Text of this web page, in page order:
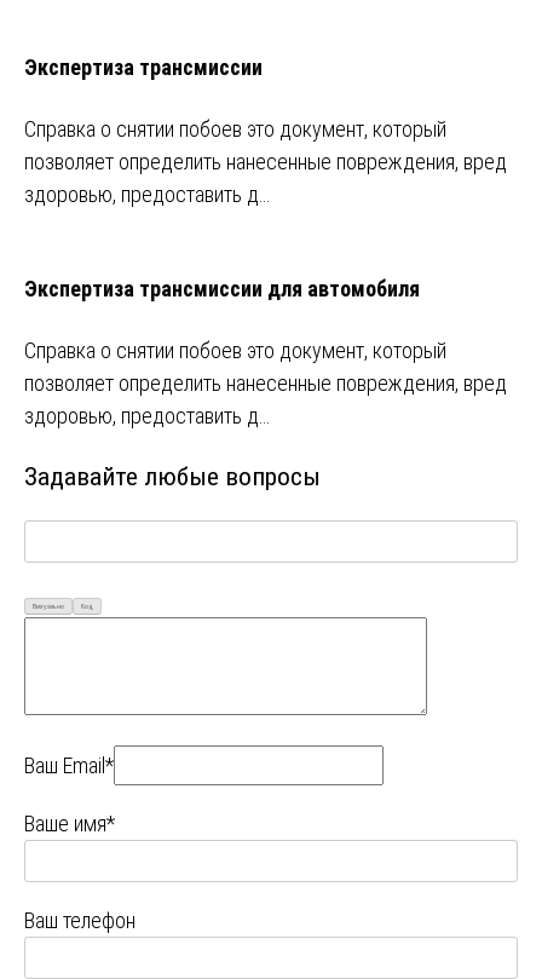
Экспертиза трансмиссии
Справка о снятии побоев это документ, который
позволяет определить нанесенные повреждения, вред
здоровью, предоставить д…
Экспертиза трансмиссии для автомобиля
Справка о снятии побоев это документ, который
позволяет определить нанесенные повреждения, вред
здоровью, предоставить д…
Задавайте любые вопросы
Визуально Код
Ваш Email*
Ваше имя*
Ваш телефон